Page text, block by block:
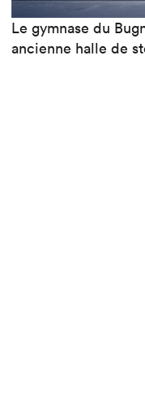
Le gymnase du
ancienne halle de